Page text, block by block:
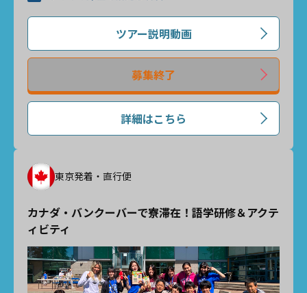
ツアー説明動画
募集終了
詳細はこちら
東京発着・直行便
カナダ・バンクーバーで寮滞在！語学研修＆アクテ
ィビティ